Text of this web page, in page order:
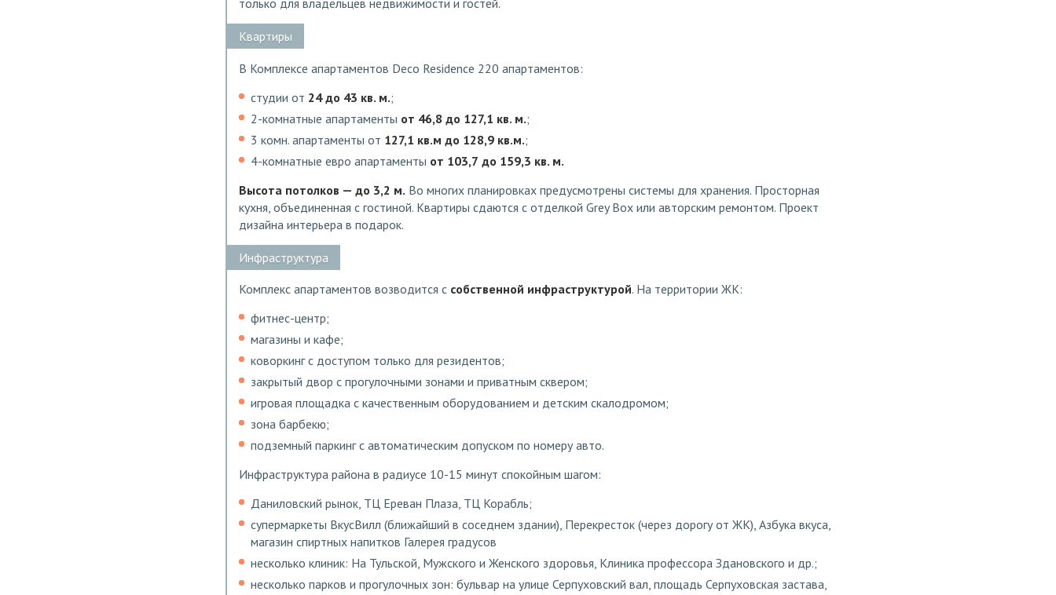
только для владельцев недвижимости и гостей.
Квартиры
В Комплексе апартаментов Deco Residence 220 апартаментов:
студии от 24 до 43 кв. м.;
2-комнатные апартаменты от 46,8 до 127,1 кв. м.;
3 комн. апартаменты от 127,1 кв.м до 128,9 кв.м.;
4-комнатные евро апартаменты от 103,7 до 159,3 кв. м.
Высота потолков — до 3,2 м. Во многих планировках предусмотрены системы для хранения. Просторная
кухня, объединенная с гостиной. Квартиры сдаются с отделкой Grey Box или авторским ремонтом. Проект
дизайна интерьера в подарок.
Инфраструктура
Комплекс апартаментов возводится с собственной инфраструктурой. На территории ЖК:
фитнес-центр;
магазины и кафе;
коворкинг с доступом только для резидентов;
закрытый двор с прогулочными зонами и приватным сквером;
игровая площадка с качественным оборудованием и детским скалодромом;
зона барбекю;
подземный паркинг с автоматическим допуском по номеру авто.
Инфраструктура района в радиусе 10-15 минут спокойным шагом:
Даниловский рынок, ТЦ Ереван Плаза, ТЦ Корабль;
супермаркеты ВкусВилл (ближайший в соседнем здании), Перекресток (через дорогу от ЖК), Азбука вкуса,
магазин спиртных напитков Галерея градусов
несколько клиник: На Тульской, Мужского и Женского здоровья, Клиника профессора Здановского и др.;
несколько парков и прогулочных зон: бульвар на улице Серпуховский вал, площадь Серпуховская застава,